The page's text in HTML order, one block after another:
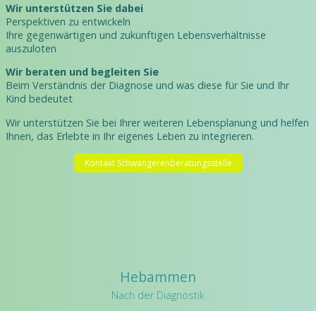
Wir unterstützen Sie dabei
Perspektiven zu entwickeln
Ihre gegenwärtigen und zukünftigen Lebensverhältnisse
auszuloten
Wir beraten und begleiten Sie
Beim Verständnis der Diagnose und was diese für Sie und Ihr
Kind bedeutet
Wir unterstützen Sie bei Ihrer weiteren Lebensplanung und helfen
Ihnen, das Erlebte in Ihr eigenes Leben zu integrieren.
Kontakt Schwangerenberatungsstelle
Hebammen
Nach der Diagnostik